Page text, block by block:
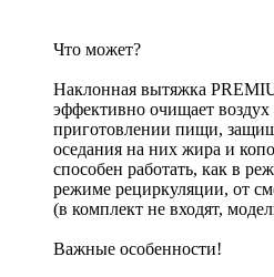
Что может?
Наклонная вытяжка
эффективно очищает
приготовлении пищи,
оседания на них жира и
способен работать, как в
режиме рециркуляции, от
(в комплект не входят,
Важные особенности!